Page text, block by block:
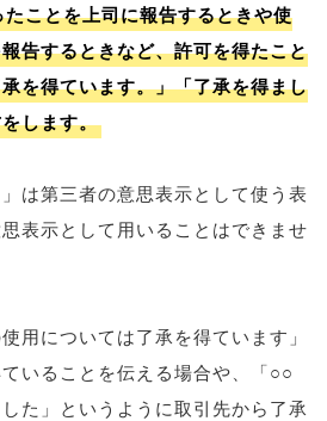
ことを上司に報告するときや使
告するときなど、許可を得たこと
を得ています。」「了承を得まし
します。
は第三者の意思表示として使う表
表示として用いることはできませ
用については了承を得ています」
いることを伝える場合や、「○○
た」というように取引先から了承